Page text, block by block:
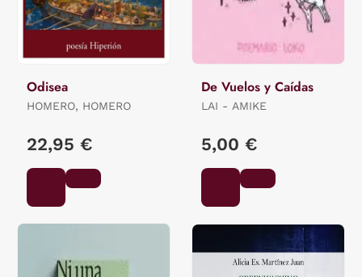
Odisea
HOMERO, HOMERO
22,95 €
De Vuelos y Caídas
LAI - AMIKE
5,00 €